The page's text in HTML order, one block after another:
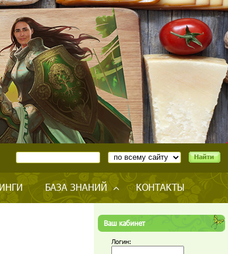
БАЗА ЗНАНИЙ КОНТАКТЫ
Ваш кабинет
Логин: